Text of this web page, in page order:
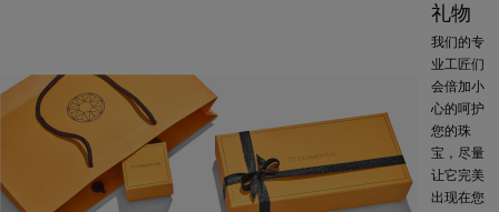
礼物
我们的专
业工匠们
会倍加小
心的呵护
您的珠
宝，尽量
让它完美
出现在您